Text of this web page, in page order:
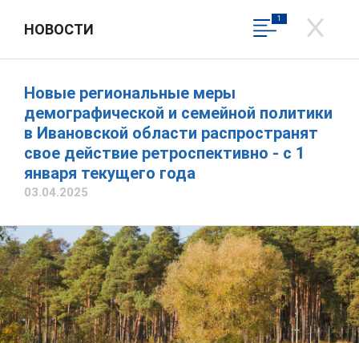
Официальный сайт
Вход в личный кабинет
Общественная приемная
Департамент здравоохранения
Ивановской области
Написать обращение
НОВОСТИ
1
Новые региональные меры
демографической и семейной политики
в Ивановской области распространят
свое действие ретроспективно - с 1
января текущего года
03.04.2025